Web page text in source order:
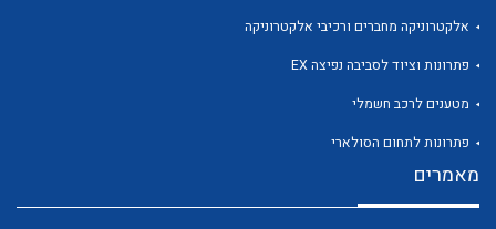
לכל מוצרי היצרן
אלקטרוניקה מחברים ורכיבי אלקטרוניקה
פתרונות וציוד לסביבה נפיצה EX
מטענים לרכב חשמלי
פתרונות לתחום הסולארי
מאמרים